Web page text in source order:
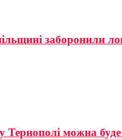
заборонили
Тернополі можна